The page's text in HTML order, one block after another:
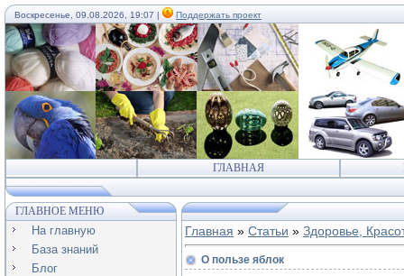
Воскресенье, 09.08.2026, 19:07 | Поддержать проект
ГЛАВНАЯ
ГЛАВНОЕ МЕНЮ
На главную
База знаний
Блог
Главная » Статьи » Здоровье,
О пользе яблок